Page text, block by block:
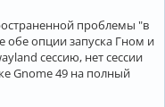
проблемы "в
обе опции запуска Гном и
сессию, нет сессии
Gnome 49 на полный